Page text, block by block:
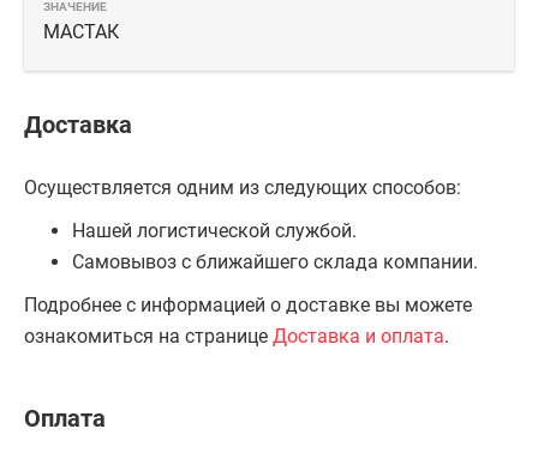
МАСТАК
Доставка
Осуществляется одним из следующих способов:
Нашей логистической службой.
Самовывоз с ближайшего склада компании.
Подробнее с информацией о доставке вы можете
ознакомиться на странице Доставка и оплата.
Оплата